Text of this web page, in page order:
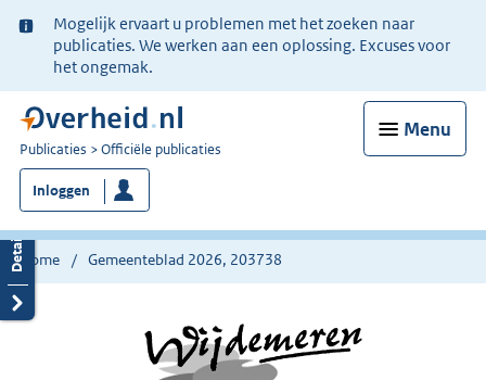
Ter
informatie:
Mogelijk ervaart u problemen met het zoeken naar
publicaties. We werken aan een oplossing. Excuses voor
het ongemak.
Menu
U
bent
nu
hier:
Publicaties Officiële publicaties
Inloggen
Home Gemeenteblad 2026, 203738